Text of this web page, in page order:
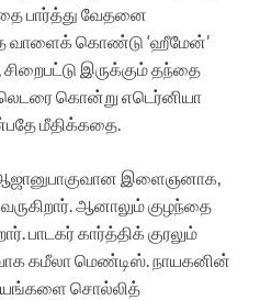
பார்த்து வேதனை
வாளைக் கொண்டு ‘ஹீமேன்’
இருக்கும் தந்தை
கொன்று எடெர்னியா
மீதிக்கதை.
இளைஞனாக,
ஆனாலும் குழந்தை
பாடகர் கார்த்திக் குரலும்
கமீலா மெண்டிஸ். நாயகனின்
சொல்லித்